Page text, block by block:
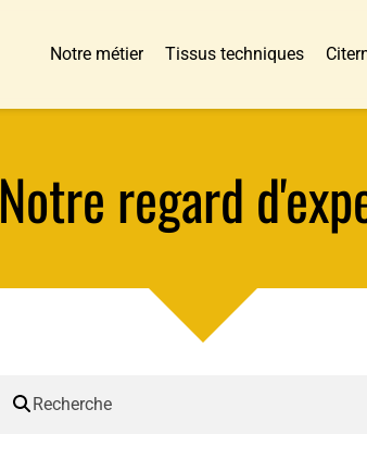
Notre métier Tissus techniques
Notre regard